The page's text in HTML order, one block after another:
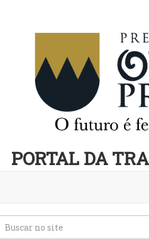
PORTAL DA